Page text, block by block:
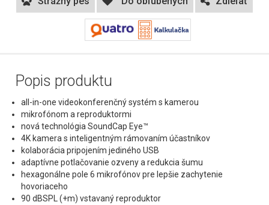
Popis produktu
all-in-one videokonferenčný systém s kamerou
mikrofónom a reproduktormi
nová technológia SoundCap Eye™
4K kamera s inteligentným rámovaním účastníkov
kolaborácia pripojením jediného USB
adaptívne potlačovanie ozveny a redukcia šumu
hexagonálne pole 6 mikrofónov pre lepšie zachytenie
hovoriaceho
90 dBSPL (+m) vstavaný reproduktor